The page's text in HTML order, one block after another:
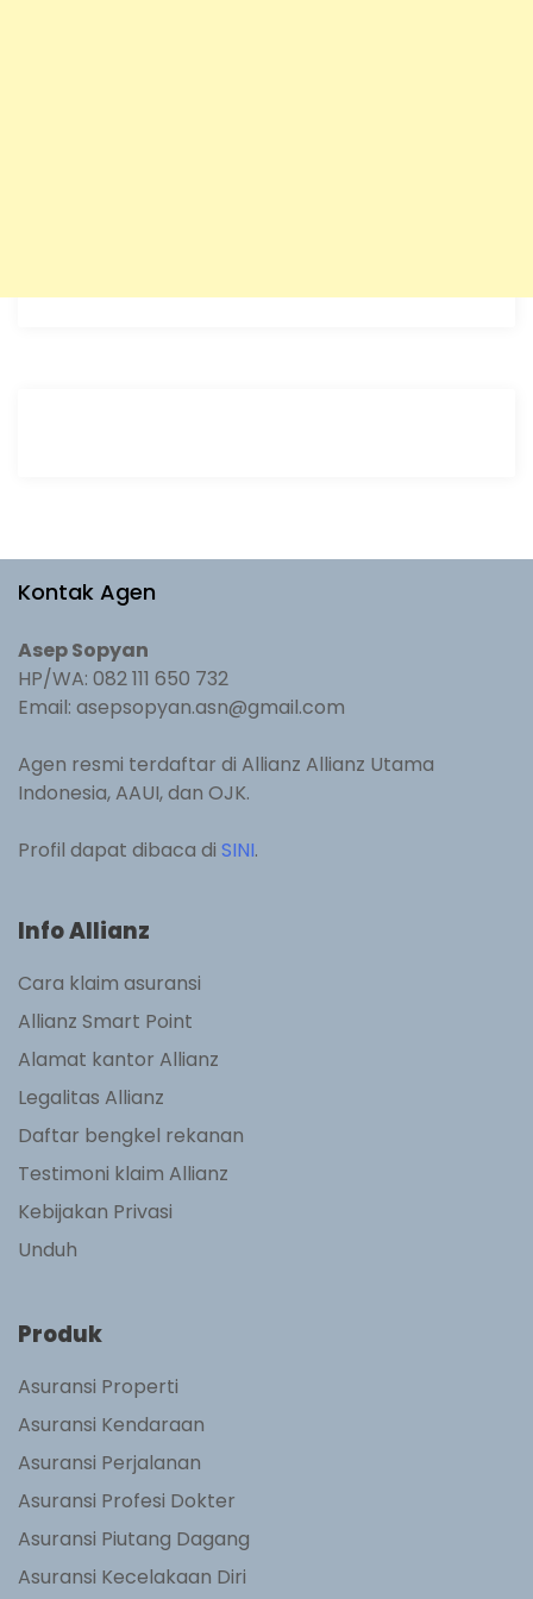
Kontak Agen
Asep Sopyan
HP/WA: 082 111 650 732
Email: asepsopyan.asn@gmail.com
Agen resmi terdaftar di Allianz Allianz Utama
Indonesia, AAUI, dan OJK.
Profil dapat dibaca di SINI.
Info Allianz
Cara klaim asuransi
Allianz Smart Point
Alamat kantor Allianz
Legalitas Allianz
Daftar bengkel rekanan
Testimoni klaim Allianz
Kebijakan Privasi
Unduh
Produk
Asuransi Properti
Asuransi Kendaraan
Asuransi Perjalanan
Asuransi Profesi Dokter
Asuransi Piutang Dagang
Asuransi Kecelakaan Diri